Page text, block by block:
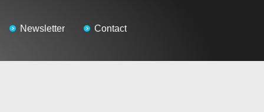
Newsletter Contact